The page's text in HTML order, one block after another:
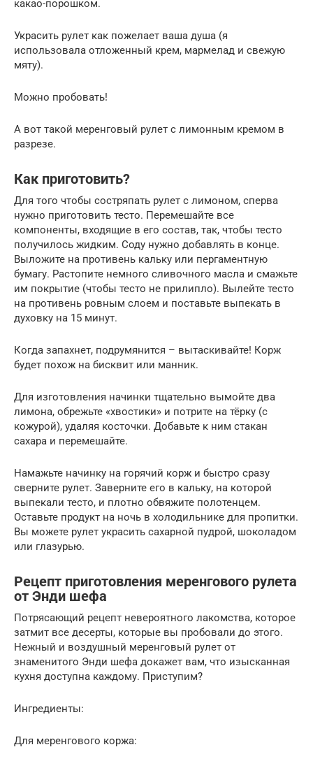
какао-порошком.
Украсить рулет как пожелает ваша душа (я
использовала отложенный крем, мармелад и свежую
мяту).
Можно пробовать!
А вот такой меренговый рулет с лимонным кремом в
разрезе.
Как приготовить?
Для того чтобы состряпать рулет с лимоном, сперва
нужно приготовить тесто. Перемешайте все
компоненты, входящие в его состав, так, чтобы тесто
получилось жидким. Соду нужно добавлять в конце.
Выложите на противень кальку или пергаментную
бумагу. Растопите немного сливочного масла и смажьте
им покрытие (чтобы тесто не прилипло). Вылейте тесто
на противень ровным слоем и поставьте выпекать в
духовку на 15 минут.
Когда запахнет, подрумянится – вытаскивайте! Корж
будет похож на бисквит или манник.
Для изготовления начинки тщательно вымойте два
лимона, обрежьте «хвостики» и потрите на тёрку (с
кожурой), удаляя косточки. Добавьте к ним стакан
сахара и перемешайте.
Намажьте начинку на горячий корж и быстро сразу
сверните рулет. Заверните его в кальку, на которой
выпекали тесто, и плотно обвяжите полотенцем.
Оставьте продукт на ночь в холодильнике для пропитки.
Вы можете рулет украсить сахарной пудрой, шоколадом
или глазурью.
Рецепт приготовления меренгового рулета
от Энди шефа
Потрясающий рецепт невероятного лакомства, которое
затмит все десерты, которые вы пробовали до этого.
Нежный и воздушный меренговый рулет от
знаменитого Энди шефа докажет вам, что изысканная
кухня доступна каждому. Приступим?
Ингредиенты:
Для меренгового коржа: